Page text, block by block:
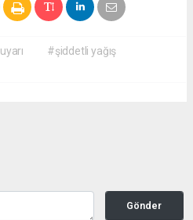
#şiddetli yağış
Gönder